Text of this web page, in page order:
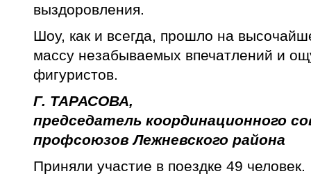
выздоровления.
Шоу, как и всегда, прошло на
массу незабываемых впечатлений и
фигуристов.
Г. ТАРАСОВА,
председатель координационного
профсоюзов Лежневского района
Приняли участие в поездке 49 человек.